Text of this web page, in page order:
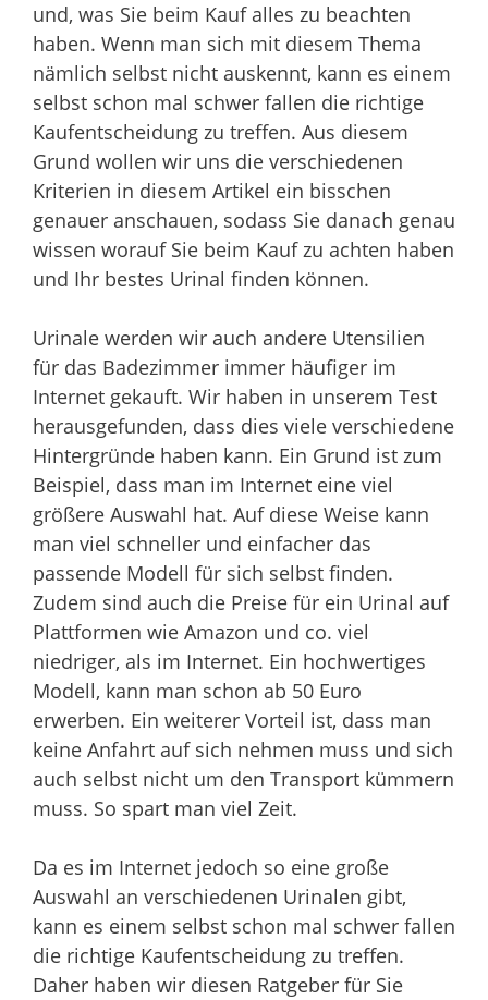
und, was Sie beim Kauf alles zu beachten
haben. Wenn man sich mit diesem Thema
nämlich selbst nicht auskennt, kann es einem
selbst schon mal schwer fallen die richtige
Kaufentscheidung zu treffen. Aus diesem
Grund wollen wir uns die verschiedenen
Kriterien in diesem Artikel ein bisschen
genauer anschauen, sodass Sie danach genau
wissen worauf Sie beim Kauf zu achten haben
und Ihr bestes Urinal finden können.
Urinale werden wir auch andere Utensilien
für das Badezimmer immer häufiger im
Internet gekauft. Wir haben in unserem Test
herausgefunden, dass dies viele verschiedene
Hintergründe haben kann. Ein Grund ist zum
Beispiel, dass man im Internet eine viel
größere Auswahl hat. Auf diese Weise kann
man viel schneller und einfacher das
passende Modell für sich selbst finden.
Zudem sind auch die Preise für ein Urinal auf
Plattformen wie Amazon und co. viel
niedriger, als im Internet. Ein hochwertiges
Modell, kann man schon ab 50 Euro
erwerben. Ein weiterer Vorteil ist, dass man
keine Anfahrt auf sich nehmen muss und sich
auch selbst nicht um den Transport kümmern
muss. So spart man viel Zeit.
Da es im Internet jedoch so eine große
Auswahl an verschiedenen Urinalen gibt,
kann es einem selbst schon mal schwer fallen
die richtige Kaufentscheidung zu treffen.
Daher haben wir diesen Ratgeber für Sie